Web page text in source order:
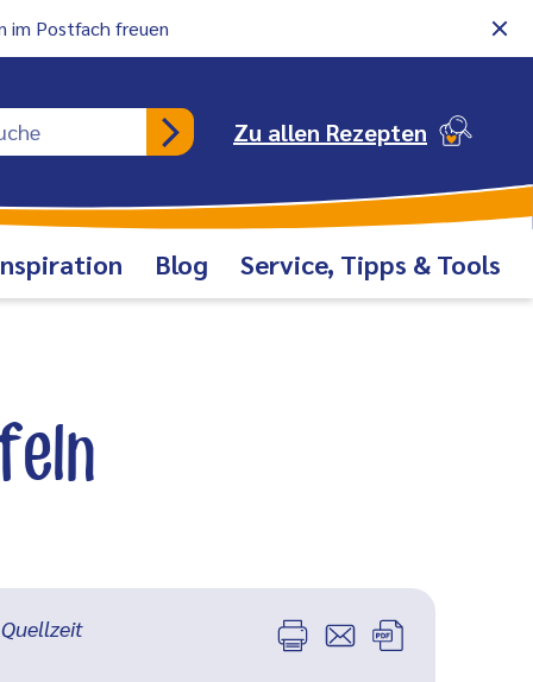
im Postfach freuen
Rezeptsuche Zu allen Rezepten
Blog Service, Tipps & Tools